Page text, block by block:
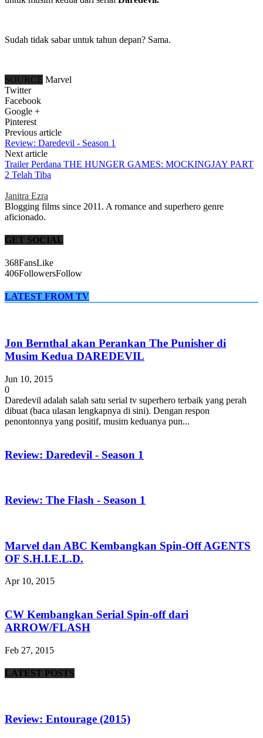
Sudah tidak sabar untuk tahun depan? Sama.
SOURCE Marvel
Twitter
Facebook
Google +
Pinterest
Previous article
Review: Daredevil - Season 1
Next article
Trailer Perdana THE HUNGER GAMES: MOCKINGJAY PART
2 Telah Tiba
Janitra Ezra
Blogging films since 2011. A romance and superhero genre
aficionado.
GET SOCIAL
368FansLike
406FollowersFollow
LATEST FROM TV
Jon Bernthal akan Perankan The Punisher di
Musim Kedua DAREDEVIL
Jun 10, 2015
0
Daredevil adalah salah satu serial tv superhero terbaik yang perah
dibuat (baca ulasan lengkapnya di sini). Dengan respon
penontonnya yang positif, musim keduanya pun...
Review: Daredevil - Season 1
Review: The Flash - Season 1
Marvel dan ABC Kembangkan Spin-Off AGENTS
OF S.H.I.E.L.D.
Apr 10, 2015
CW Kembangkan Serial Spin-off dari
ARROW/FLASH
Feb 27, 2015
LATEST POSTS
Review: Entourage (2015)